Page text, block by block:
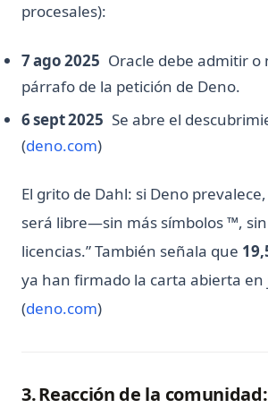
procesales):
7 ago 2025 Oracle debe admitir o
párrafo de la petición de Deno.
6 sept 2025 Se abre el
(deno.com(opens in a new tab)
)
El grito de Dahl: si Deno prevalece,
será libre—sin más símbolos ™,
licencias.” También señala que
ya han firmado la carta abierta
(deno.com(opens in a new tab)
)
3. Reacción de la comunidad: